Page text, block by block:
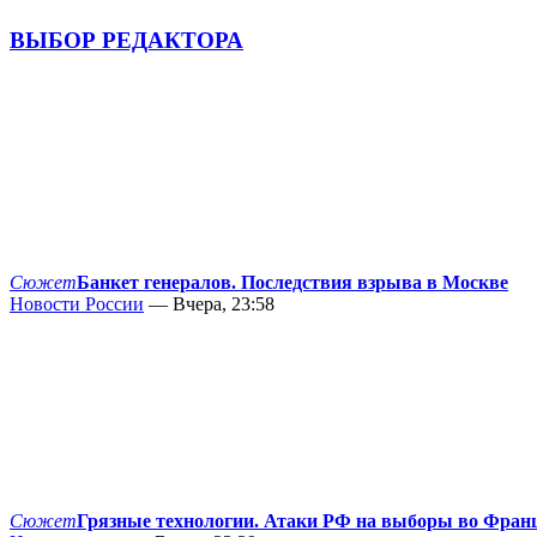
ВЫБОР РЕДАКТОРА
СюжетБанкет генералов. Последствия взрыва в Москве
Новости России — Вчера, 23:58
СюжетГрязные технологии. Атаки РФ на выборы во